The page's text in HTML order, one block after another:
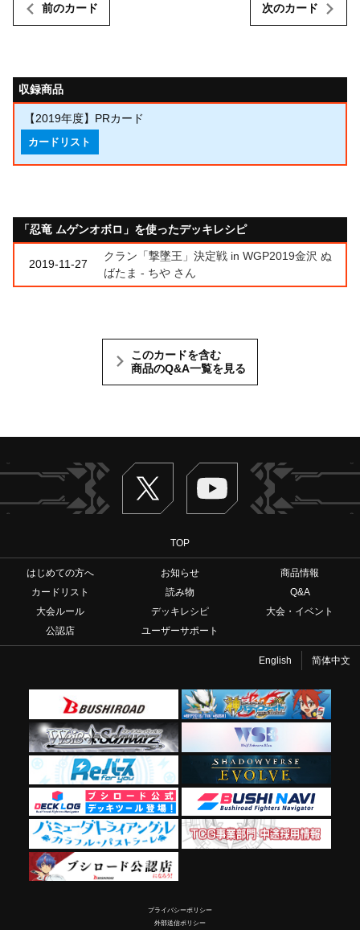
前のカード 次のカード
収録商品
【2019年度】PRカード
カードリスト
「忍竜 ムゲンオボロ」を使ったデッキレシピ
2019-11-27
クラン「撃墜王」決定戦 in WGP2019金沢 ぬ
ばたま - ちや さん
このカードを含む
商品のQ&A一覧を見る
Twitter ヴァンガードch
TOP
はじめての方へ お知らせ
商品情報
カードリスト
読み物
Q&A
大会ルール
デッキレシピ
大会・イベント
公認店
ユーザーサポート
English 简体中文
プライバシーポリシー
外部送信ポリシー